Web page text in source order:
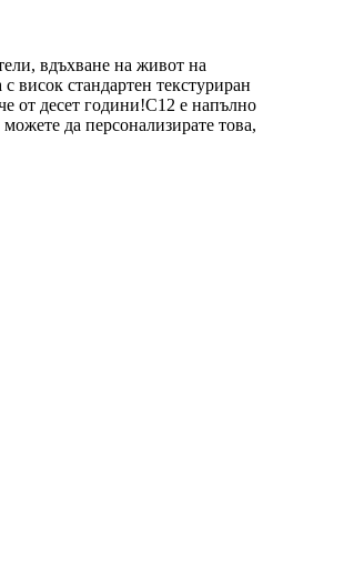
вдъхване на живот на
висок стандартен текстуриран
от десет години!C12 е напълно
да персонализирате това,